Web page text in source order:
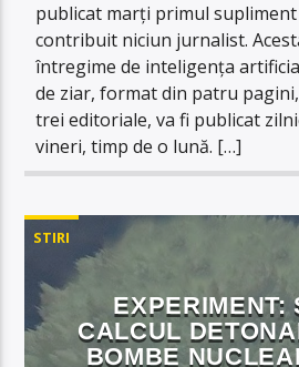
publicat marți primul supliment
contribuit niciun jurnalist.
întregime de inteligența
de ziar, format din patru
trei editoriale, va fi publicat
vineri, timp de o lună. […]
STIRI
EXPERIMENT:
CALCUL
BOMBE